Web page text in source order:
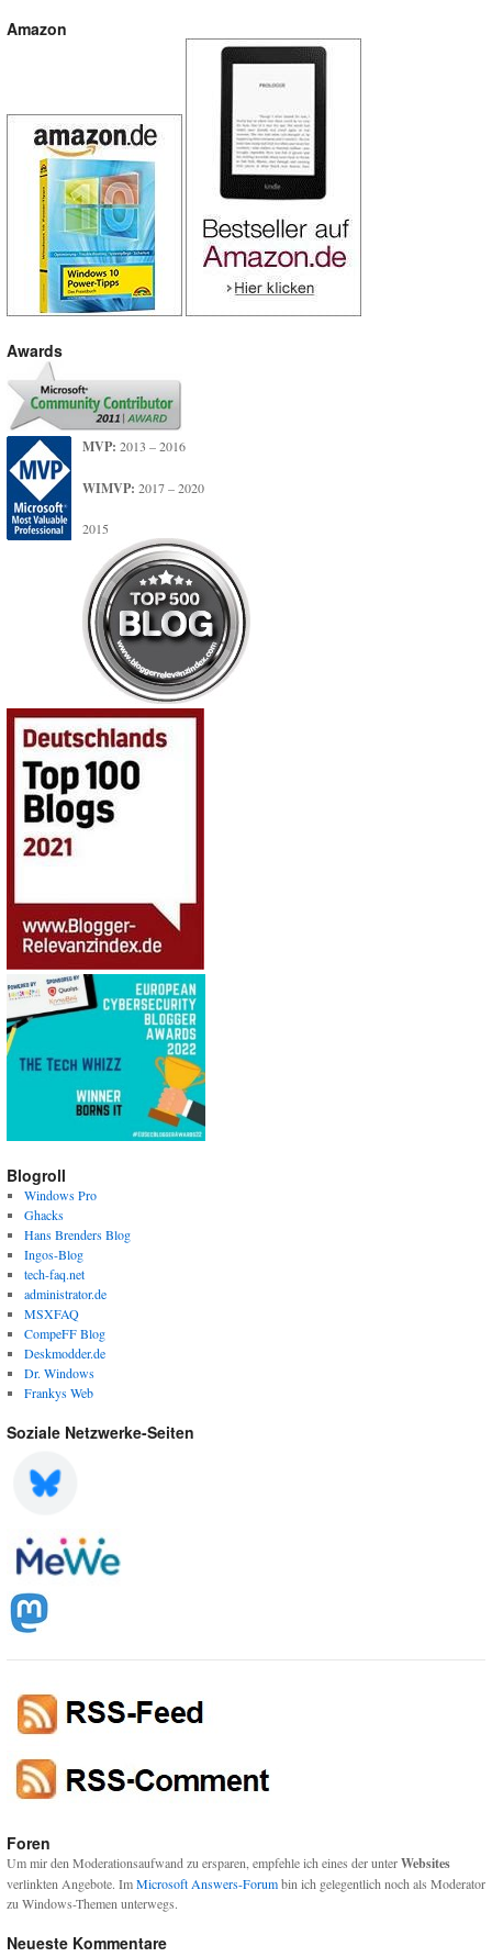
Amazon
Awards
MVP: 2013 – 2016
WIMVP: 2017 – 2020
2015
Blogroll
Windows Pro
Ghacks
Hans Brenders Blog
Ingos-Blog
tech-faq.net
administrator.de
MSXFAQ
CompeFF Blog
Deskmodder.de
Dr. Windows
Frankys Web
Soziale Netzwerke-Seiten
Foren
Um mir den Moderationsaufwand zu ersparen, empfehle ich eines der unterWebsites
verlinkten Angebote. ImMicrosoft Answers-Forumbin ich gelegentlich noch als Moderator
zu Windows-Themen unterwegs.
Neueste Kommentare